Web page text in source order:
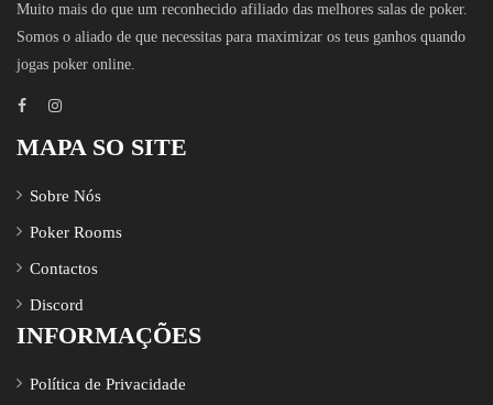
Muito mais do que um reconhecido afiliado das melhores salas de poker.
Somos o aliado de que necessitas para maximizar os teus ganhos quando
jogas poker online.
MAPA SO SITE
Sobre Nós
Poker Rooms
Contactos
Discord
INFORMAÇÕES
Política de Privacidade